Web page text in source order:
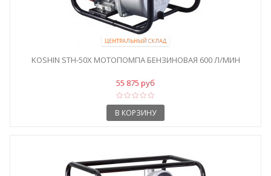
ЦЕНТРАЛЬНЫЙ СКЛАД
KOSHIN STH-50X МОТОПОМПА БЕНЗИНОВАЯ 600 Л/МИН
55 875 руб
В КОРЗИНУ